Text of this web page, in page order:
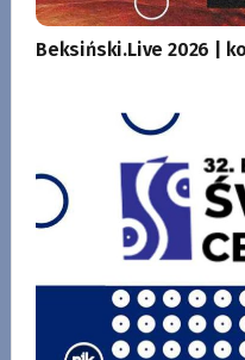
Beksiński.Live 2026 |